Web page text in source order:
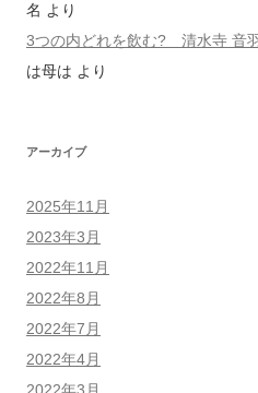
名 より
3つの内どれを飲む? 清水寺 音
は母は より
アーカイブ
2025年11月
2023年3月
2022年11月
2022年8月
2022年7月
2022年4月